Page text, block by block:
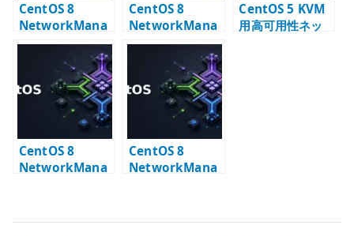
CentOS 8
NetworkMana
ger Bonding 設
定 – 802.3ad と
slave NIC
CentOS 8
NetworkMana
ger Bonding +
Bridge 設定
CentOS 5 KVM
用高可用性ネッ
CentOS 8
NetworkMana
CentOS 8
NetworkMana